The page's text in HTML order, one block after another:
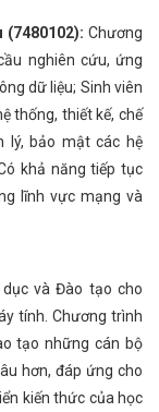
(7480102): Chương
nghiên cứu, ứng
dữ liệu; Sinh viên
thống, thiết kế, chế
lý, bảo mật các hệ
khả năng tiếp tục
lĩnh vực mạng và
và Đào tạo cho
tính. Chương trình
tạo những cán bộ
hơn, đáp ứng cho
kiến thức của học